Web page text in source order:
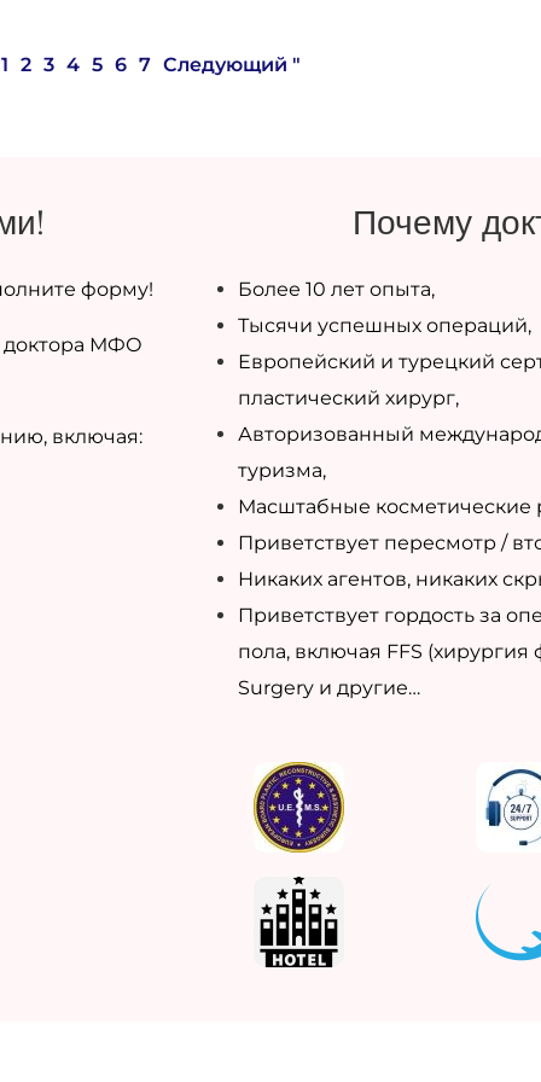
1 2 3 4 5 6 7 Следующий "
форму!
доктора МФО
включая:
Почему
Более 10 лет опыта,
Тысячи успешных операций,
Европейский и турецкий
пластический хирург,
Авторизованный
туризма,
Масштабные косметические
Приветствует пересмотр /
Никаких агентов, никаких
Приветствует гордость за
пола, включая FFS
Surgery и другие…